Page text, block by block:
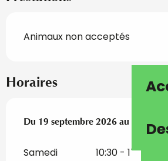
Animaux non acceptés
Horaires
Du 19 septembre 2026 au 20
Du 19 septembre 2026 au 20
Samedi 10:30 - 17:00